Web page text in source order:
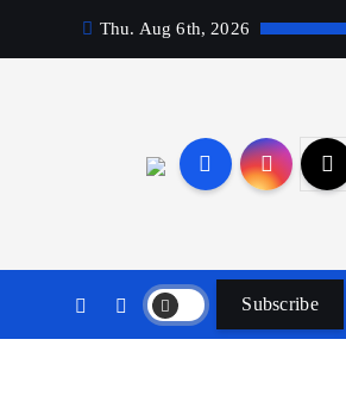
Thu. Aug 6th, 2026
Subscribe